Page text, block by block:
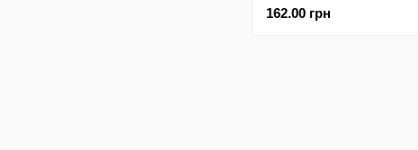
162.00 грн